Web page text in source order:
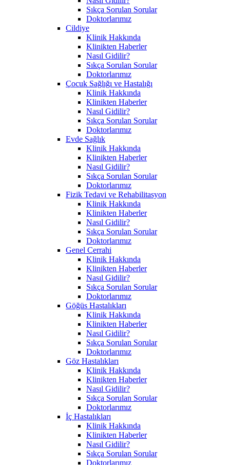
Sıkça Sorulan Sorular
Doktorlarımız
Cildiye
Klinik Hakkında
Klinikten Haberler
Nasıl Gidilir?
Sıkça Sorulan Sorular
Doktorlarımız
Çocuk Sağlığı ve Hastalığı
Klinik Hakkında
Klinikten Haberler
Nasıl Gidilir?
Sıkça Sorulan Sorular
Doktorlarımız
Evde Sağlık
Klinik Hakkında
Klinikten Haberler
Nasıl Gidilir?
Sıkça Sorulan Sorular
Doktorlarımız
Fizik Tedavi ve Rehabilitasyon
Klinik Hakkında
Klinikten Haberler
Nasıl Gidilir?
Sıkça Sorulan Sorular
Doktorlarımız
Genel Cerrahi
Klinik Hakkında
Klinikten Haberler
Nasıl Gidilir?
Sıkça Sorulan Sorular
Doktorlarımız
Göğüs Hastalıkları
Klinik Hakkında
Klinikten Haberler
Nasıl Gidilir?
Sıkça Sorulan Sorular
Doktorlarımız
Göz Hastalıkları
Klinik Hakkında
Klinikten Haberler
Nasıl Gidilir?
Sıkça Sorulan Sorular
Doktorlarımız
İç Hastalıkları
Klinik Hakkında
Klinikten Haberler
Nasıl Gidilir?
Sıkça Sorulan Sorular
Doktorlarımız